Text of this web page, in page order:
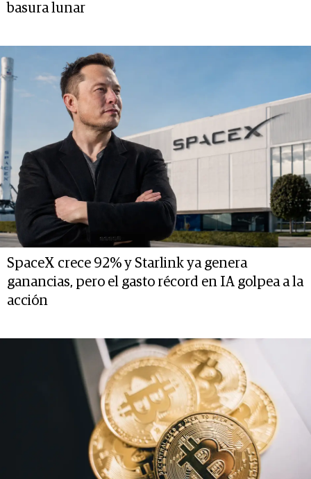
basura lunar
SpaceX crece 92% y Starlink ya genera
ganancias, pero el gasto récord en IA golpea a la
acción